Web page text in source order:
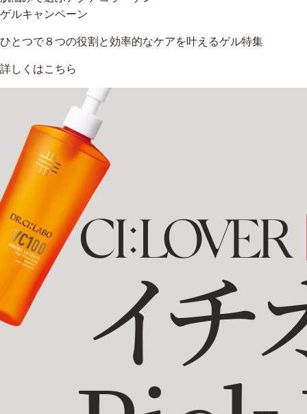
ゲルキャンペーン
ひとつで８つの役割と効率的なケアを叶えるゲル特集
詳しくはこちら